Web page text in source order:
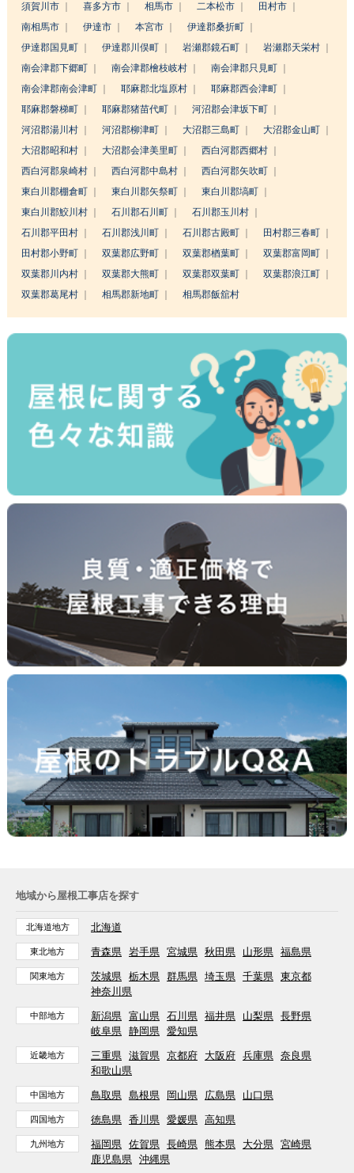
須賀川市
喜多方市 相馬市 二本松市
田村市
南相馬市
伊達市 本宮市
伊達郡桑折町
伊達郡国見町
伊達郡川俣町 岩瀬郡鏡石町
岩瀬郡天栄村
南会津郡下郷町
南会津郡檜枝岐村
南会津郡只見町
南会津郡南会津町
耶麻郡北塩原村
耶麻郡西会津町
耶麻郡磐梯町
耶麻郡猪苗代町
河沼郡会津坂下町
河沼郡湯川村
河沼郡柳津町 大沼郡三島町
大沼郡金山町
大沼郡昭和村
大沼郡会津美里町
西白河郡西郷村
西白河郡泉崎村
西白河郡中島村
西白河郡矢吹町
東白川郡棚倉町
東白川郡矢祭町
東白川郡塙町
東白川郡鮫川村
石川郡石川町
石川郡玉川村
石川郡平田村
石川郡浅川町 石川郡古殿町
田村郡三春町
田村郡小野町
双葉郡広野町 双葉郡楢葉町
双葉郡富岡町
双葉郡川内村
双葉郡大熊町 双葉郡双葉町
双葉郡浪江町
双葉郡葛尾村
相馬郡新地町 相馬郡飯舘村
地域から屋根工事店を探す
北海道地方 北海道
東北地方 青森県 岩手県 宮城県 秋田県 山形県 福島県
関東地方 茨城県 栃木県 群馬県 埼玉県 千葉県 東京都
神奈川県
中部地方 新潟県 富山県 石川県 福井県 山梨県 長野県
岐阜県 静岡県 愛知県
近畿地方 三重県 滋賀県 京都府 大阪府 兵庫県 奈良県
和歌山県
中国地方 鳥取県 島根県 岡山県 広島県 山口県
四国地方 徳島県 香川県 愛媛県 高知県
九州地方 福岡県 佐賀県 長崎県 熊本県 大分県 宮崎県
鹿児島県 沖縄県